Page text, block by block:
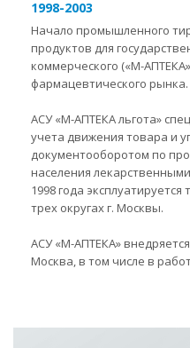
1998-2003
Начало промышленного
продуктов для
коммерческого («М-
фармацевтического рынка.
АСУ «М-АПТЕКА льгота»
учета движения товара и
документооборотом по
населения
1998 года
трех округах г. Москвы.
АСУ «М-АПТЕКА»
Москва, в том числе в